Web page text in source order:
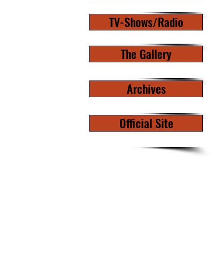
TV-Shows/Radio
The Gallery
Archives
Official Site